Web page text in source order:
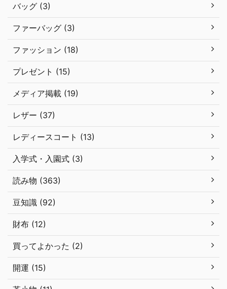
バッグ (3)
ファーバッグ (3)
ファッション (18)
プレゼント (15)
メディア掲載 (19)
レザー (37)
レディースコート (13)
入学式・入園式 (3)
読み物 (363)
豆知識 (92)
財布 (12)
買ってよかった (2)
開運 (15)